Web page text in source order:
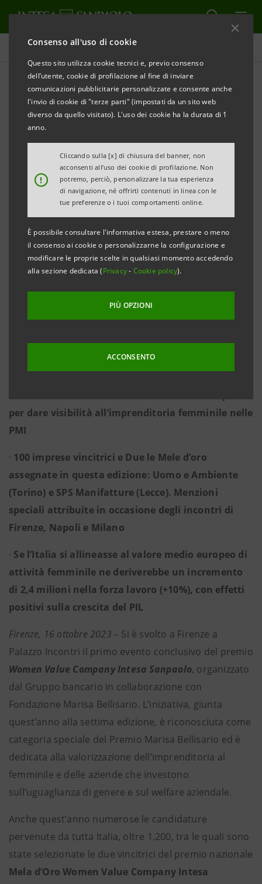
Consenso all'uso di cookie
Questo sito utilizza cookie tecnici e, previo consenso
dell’utente, cookie di profilazione al fine di inviare
comunicazioni pubblicitarie personalizzate e consente anche
l'invio di cookie di "terze parti" (impostati da un sito web
diverso da quello visitato). L'uso dei cookie ha la durata di 1
anno.
!
Cliccando sulla [x] di chiusura del banner, non
acconsenti all’uso dei cookie di profilazione. Non
potremo, perciò, personalizzare la tua esperienza
di navigazione, né offrirti contenuti in linea con le
tue preferenze o i tuoi comportamenti online.
È possibile consultare l'informativa estesa, prestare o meno
il consenso ai cookie o personalizzarne la configurazione e
modificare le proprie scelte in qualsiasi momento accedendo
alla sezione dedicata (Privacy- Cookie policy).
PIÙ OPZIONI
ACCONSENTO
Comunicati stampa
STAMPA AGGIORNA
FONDAZIONE MARISA BELLISARIO E INTESA
SANPAOLO:
DONNE E IMPRESE CHE GUARDANO AL FUTURO.
UN MILIARDO DI EURO A DISPOSIZIONE PER
L’IMPRENDITORIA FEMMINILE
A FIRENZE IL PRIMO EVENTO DEDICATO ALLE 100
AZIENDE VINCITRICI
femminile e difesa della parità di genere al centro
Women Value Company Intesa Sanpaolo, categoria
Premio Marisa Bellisario,
per dare visibilità all’imprenditoria femminile nelle
PMI
· 100 imprese vincitrici e Due le Mele d’oro
assegnate in questa edizione: Uomo e Ambiente
(Torino) e SPS Manifatture (Lecce). Menzioni
speciali attribuite in occasione degli incontri di
Firenze, Napoli e Milano
· Se l’Italia si allineasse al valore medio europeo di
attività femminile ne deriverebbe un incremento
di 2,4 milioni nella forza lavoro (+10%), con effetti
positivi sulla crescita del PIL
Firenze, 16 ottobre 2023 – Si è svolto a Firenze a
Palazzo Incontri il primo evento conclusivo del premio
Women Value Company Intesa Sanpaolo, organizzato
dal Gruppo bancario in collaborazione con
Fondazione Marisa Bellisario. L’iniziativa, giunta
quest’anno alla settima edizione, è riconosciuta come
categoria speciale del Premio Marisa Bellisario ed è
dedicata alla valorizzazione dell’imprenditoria al
femminile e delle aziende che investono
sull’uguaglianza di genere e sul welfare aziendale.
Anche quest’anno numerose le candidature
pervenute da tutta Italia, oltre 1.200, tra le quali sono
state selezionate le due vincitrici del premio nazionale
Mela d’Oro Women Value Company Intesa